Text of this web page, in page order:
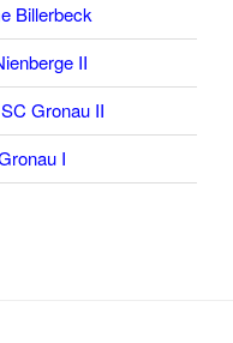
Billerbeck
II
Gronau II
I